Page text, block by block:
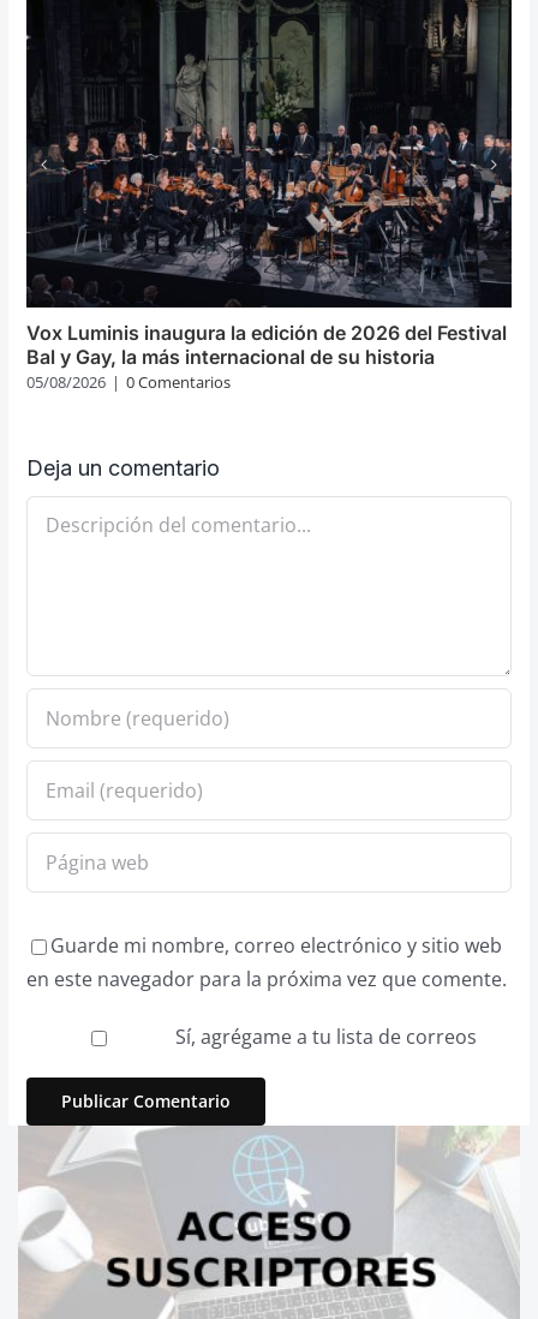
Vox Luminis inaugura la edición de 2026 del Festival
Bal y Gay, la más internacional de su historia
05/08/2026 | 0 Comentarios
Deja un comentario
Comentario
Guarde mi nombre, correo electrónico y sitio web
en este navegador para la próxima vez que comente.
Sí, agrégame a tu lista de correos